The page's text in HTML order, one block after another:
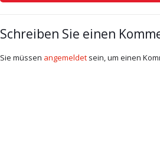
Schreiben Sie einen
Sie müssen angemeldet sein, um einen